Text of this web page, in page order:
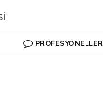
PROFESYONELLER